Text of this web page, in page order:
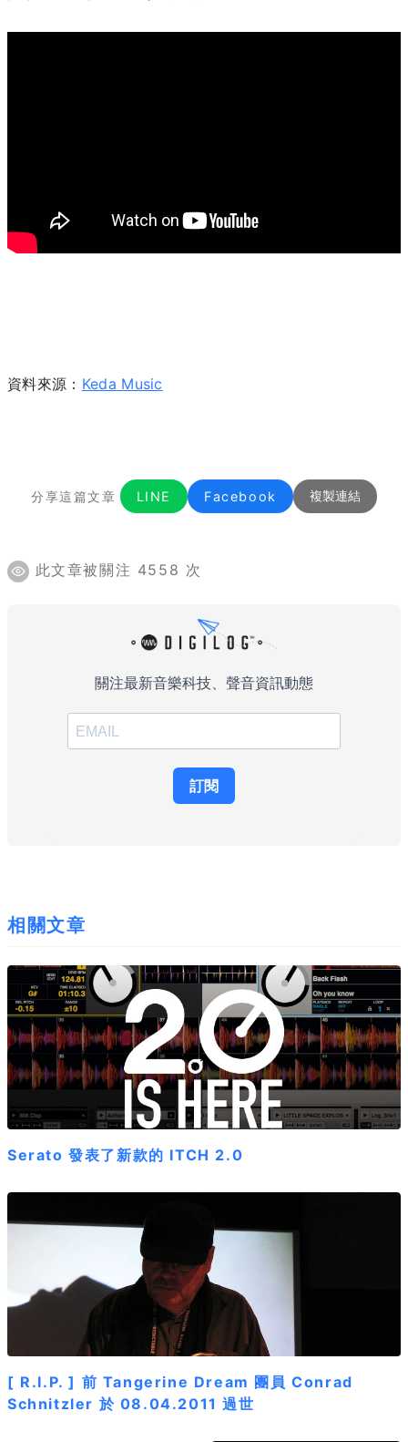
資料來源： Keda Music
分享這篇文章 LINE Facebook 複製連結
此文章被關注 4558 次
相關文章
Serato 發表了新款的 ITCH 2.0
[ R.I.P. ] 前 Tangerine Dream 團員 Conrad
Schnitzler 於 08.04.2011 過世